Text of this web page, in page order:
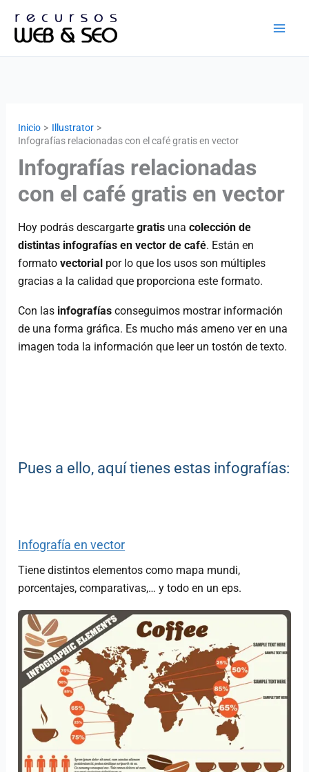
Inicio
Illustrator
Infografías relacionadas con el café gratis en vector
Infografías relacionadas
con el café gratis en vector
Hoy podrás descargartegratis unacolección de
distintas infografías en vector de café. Están en
formatovectorial por lo que los usos son múltiples
gracias a la calidad que proporciona este formato.
Con las infografías conseguimos mostrar información
de una forma gráfica. Es mucho más ameno ver en una
imagen toda la información que leer un tostón de texto.
Pues a ello, aquí tienes estas infografías:
Infografía en vector
Tiene distintos elementos como mapa mundi,
porcentajes, comparativas,… y todo en un eps.